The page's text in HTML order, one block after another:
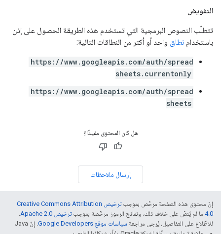
التفويض
تتطلّب النصوص البرمجية التي تستخدم هذه الطريقة الحصول على إذن
باستخدام نطاق واحد أو أكثر من النطاقات التالية:
https://www.googleapis.com/auth/spread
sheets.currentonly
https://www.googleapis.com/auth/spread
sheets
هل كان المحتوى مفيدًا؟
إرسال ملاحظات
إنّ محتوى هذه الصفحة مرخّص بموجب
ترخيص Creative Commons Attribution
4.0‏ ما لم يُنصّ على خلاف ذلك، ونماذج الرموز مرخّصة بموجبترخيص Apache 2.0‏
.
للاطّلاع على التفاصيل، يُرجى مراجعة سياسات موقع Google Developers‏
. إنّ Java